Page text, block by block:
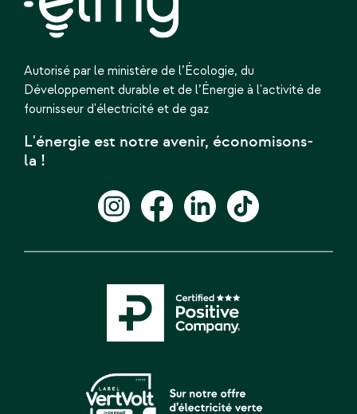
Autorisé par le ministère de l’Écologie, du
Développement durable et de l’Énergie à l'activité de
fournisseur d'électricité et de gaz
L'énergie est notre avenir, économisons-
la !